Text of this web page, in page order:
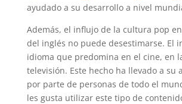
ayudado a su desarrollo a nivel
Además, el influjo de la cultura pop
del inglés no puede desestimarse. El
idioma que predomina en el cine, en
televisión. Este hecho ha llevado a su
por parte de personas de todo el
les gusta utilizar este tipo de